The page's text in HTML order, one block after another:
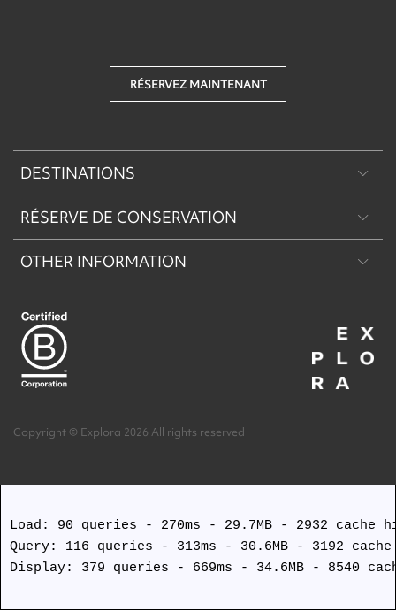
RÉSERVEZ MAINTENANT
DESTINATIONS
Patagonie
Machu Picchu & Sacred Valley
Easter Island
RÉSERVE DE CONSERVATION
Réserve de Conservation Explora Torres del Paine
OTHER INFORMATION
Copyright © Explora 2026 All rights reserved
Load: 90 queries - 270ms - 29.7MB - 2932 cache
Query: 116 queries - 313ms - 30.6MB - 3192
Display: 379 queries - 669ms - 34.6MB - 8540